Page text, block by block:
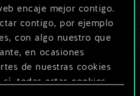
encaje mejor contigo.
contigo, por ejemplo
con algo nuestro que
en ocasiones
de nuestras cookies
todas estas cookies